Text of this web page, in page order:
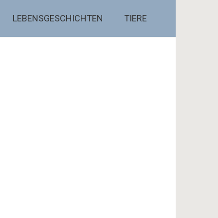
LEBENSGESCHICHTEN TIERE